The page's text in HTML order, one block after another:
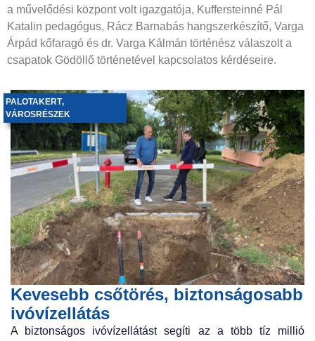
a művelődési központ volt igazgatója, Kuffersteinné Pál
Katalin pedagógus, Rácz Barnabás hangszerkészítő, Varga
Árpád kőfaragó és dr. Varga Kálmán történész válaszolt a
csapatok Gödöllő történetével kapcsolatos kérdéseire.
Kevesebb csőtörés, biztonságosabb
ivóvízellátás
PALOTAKERT,
VÁROSRÉSZEK
A biztonságos ivóvízellátást segíti az a több tíz millió